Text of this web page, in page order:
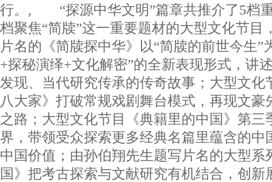
行。, “探源中华文明”篇章共推介了5档
档聚焦“简牍”这一重要题材的大型文化节目
片名的《简牍探中华》以“简牍的前世今生”
+探秘演绎+文化解密”的全新表现形式，讲
发现、当代研究传承的传奇故事；大型文化
八大家》打破常规戏剧舞台模式，再现文豪
之路；大型文化节目《典籍里的中国》第三
界，带领受众探索更多经典名篇里蕴含的中
中国价值；由孙伯翔先生题写片名的大型系
国》把考古探索与文献研究有机结合，创新